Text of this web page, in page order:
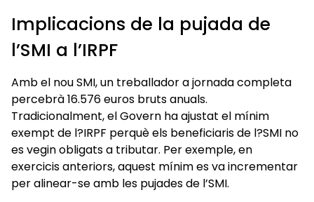
Implicacions de la pujada de
l’SMI a l’IRPF
Amb el nou SMI, un treballador a jornada completa
percebrà 16.576 euros bruts anuals.
Tradicionalment, el Govern ha ajustat el mínim
exempt de l?IRPF perquè els beneficiaris de l?SMI no
es vegin obligats a tributar. Per exemple, en
exercicis anteriors, aquest mínim es va incrementar
per alinear-se amb les pujades de l’SMI.